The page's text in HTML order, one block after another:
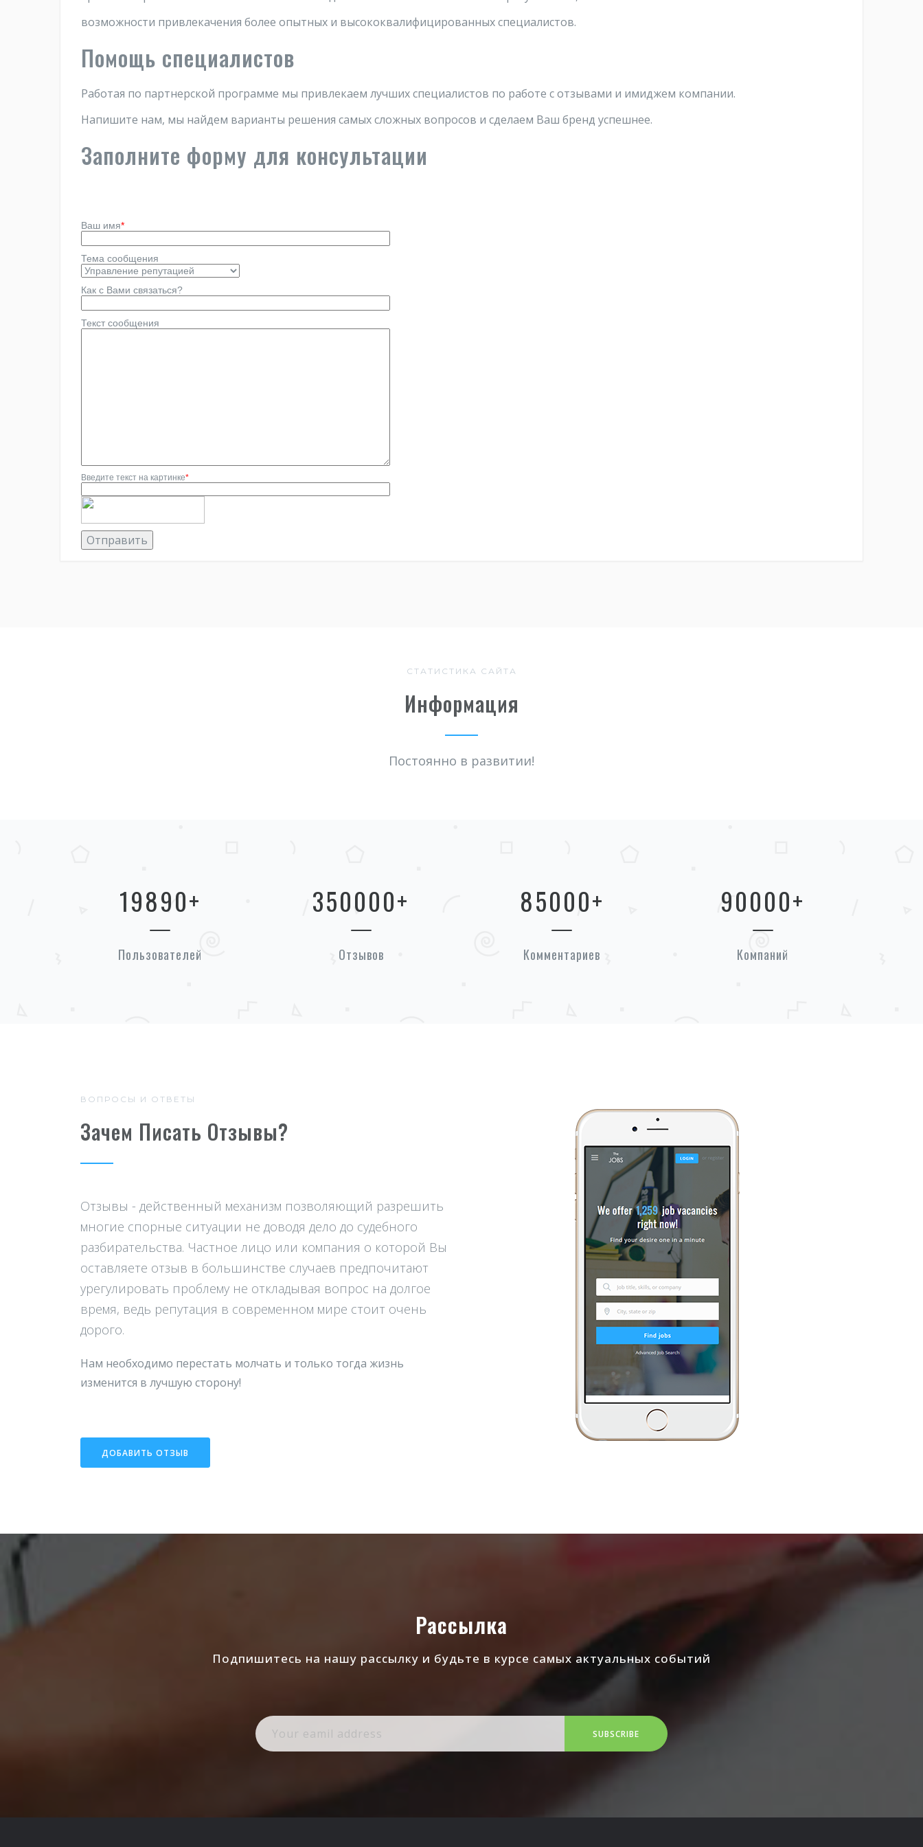
возможности привлекачения более опытных и высококвалифицированных специалистов.
Помощь специалистов
Работая по партнерской программе мы привлекаем лучших специалистов по работе с отзывами и имиджем компании.
Напишите нам, мы найдем варианты решения самых сложных вопросов и сделаем Ваш бренд успешнее.
Заполните форму для консультации
Ваш имя*
Тема сообщения
Как с Вами связаться?
Текст сообщения
Введите текст на картинке*
СТАТИСТИКА САЙТА
Информация
Постоянно в развитии!
19890+
Пользователей
350000+
Отзывов
85000+
Комментариев
90000+
Компаний
ВОПРОСЫ И ОТВЕТЫ
Зачем Писать Отзывы?
Отзывы - действенный механизм позволяющий разрешить
многие спорные ситуации не доводя дело до судебного
разбирательства. Частное лицо или компания о которой Вы
оставляете отзыв в большинстве случаев предпочитают
урегулировать проблему не откладывая вопрос на долгое
время, ведь репутация в современном мире стоит очень
дорого.
Нам необходимо перестать молчать и только тогда жизнь
изменится в лучшую сторону!
ДОБАВИТЬ ОТЗЫВ
Рассылка
Подпишитесь на нашу рассылку и будьте в курсе самых актуальных событий
SUBSCRIBE